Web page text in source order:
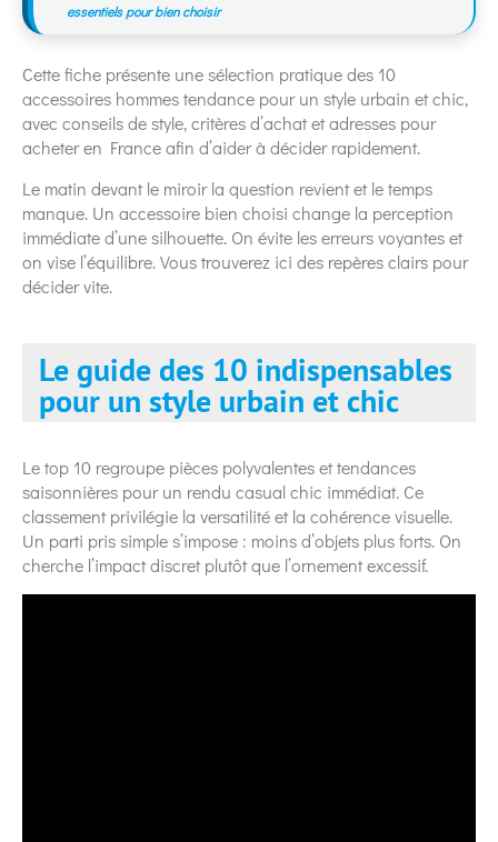
essentiels pour bien choisir
Cette fiche présente une sélection pratique des 10
accessoires hommes tendance pour un style urbain et chic,
avec conseils de style, critères d’achat et adresses pour
acheter en France afin d’aider à décider rapidement.
Le matin devant le miroir la question revient et le temps
manque. Un accessoire bien choisi change la perception
immédiate d’une silhouette. On évite les erreurs voyantes et
on vise l’équilibre. Vous trouverez ici des repères clairs pour
décider vite.
Le guide des 10 indispensables
pour un style urbain et chic
Le top 10 regroupe pièces polyvalentes et tendances
saisonnières pour un rendu casual chic immédiat. Ce
classement privilégie la versatilité et la cohérence visuelle.
Un parti pris simple s’impose : moins d’objets plus forts. On
cherche l’impact discret plutôt que l’ornement excessif.